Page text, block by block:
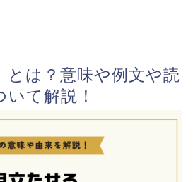
とは？意味や例文や読
て解説！